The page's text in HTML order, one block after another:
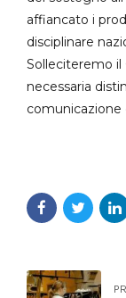
affiancato i
disciplinare
Solleciteremo il
necessaria
comunicazione